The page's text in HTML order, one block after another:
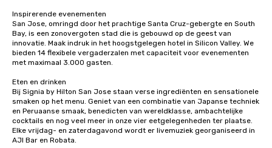
Inspirerende evenementen
San Jose, omringd door het prachtige Santa Cruz-gebergte en South
Bay, is een zonovergoten stad die is gebouwd op de geest van
innovatie. Maak indruk in het hoogstgelegen hotel in Silicon Valley. We
bieden 14 flexibele vergaderzalen met capaciteit voor evenementen
met maximaal 3.000 gasten.
Eten en drinken
Bij Signia by Hilton San Jose staan verse ingrediënten en sensationele
smaken op het menu. Geniet van een combinatie van Japanse techniek
en Peruaanse smaak, benedicten van wereldklasse, ambachtelijke
cocktails en nog veel meer in onze vier eetgelegenheden ter plaatse.
Elke vrijdag- en zaterdagavond wordt er livemuziek georganiseerd in
AJI Bar en Robata.